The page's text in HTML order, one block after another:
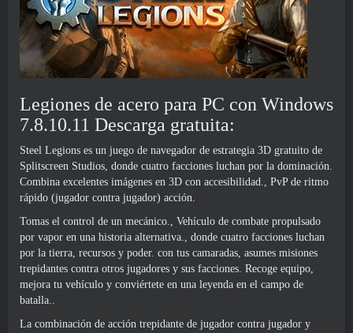
Legiones de acero para PC con Windows
7.8.10.11 Descarga gratuita:
Steel Legions es un juego de navegador de estrategia 3D gratuito de
Splitscreen Studios, donde cuatro facciones luchan por la dominación.
Combina excelentes imágenes en 3D con accesibilidad., PvP de ritmo
rápido (jugador contra jugador) acción.
Tomas el control de un mecánico., Vehículo de combate propulsado
por vapor en una historia alternativa., donde cuatro facciones luchan
por la tierra, recursos y poder. con tus camaradas, asumes misiones
trepidantes contra otros jugadores y sus facciones. Recoge equipo,
mejora tu vehículo y conviértete en una leyenda en el campo de
batalla..
La combinación de acción trepidante de jugador contra jugador y